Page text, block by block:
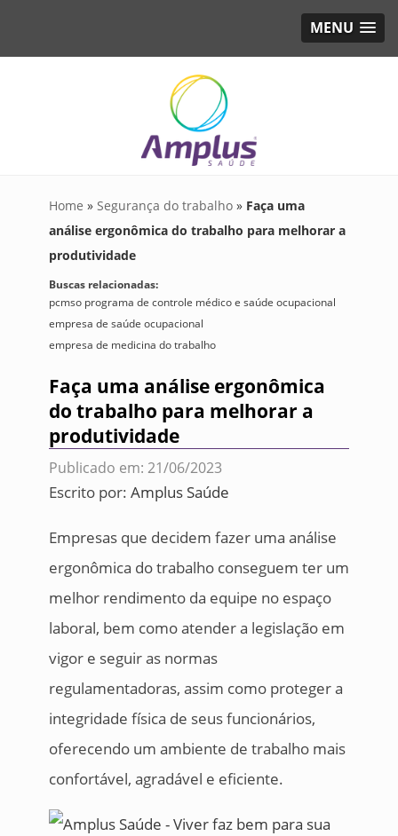
MENU
Home » Segurança do trabalho » Faça uma
análise ergonômica do trabalho para melhorar a
produtividade
Buscas relacionadas:
pcmso programa de controle médico e saúde ocupacional
empresa de saúde ocupacional
empresa de medicina do trabalho
Faça uma análise ergonômica
do trabalho para melhorar a
produtividade
Publicado em: 21/06/2023
Escrito por: Amplus Saúde
Empresas que decidem fazer uma análise
ergonômica do trabalho conseguem ter um
melhor rendimento da equipe no espaço
laboral, bem como atender a legislação em
vigor e seguir as normas
regulamentadoras, assim como proteger a
integridade física de seus funcionários,
oferecendo um ambiente de trabalho mais
confortável, agradável e eficiente.